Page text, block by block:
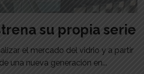
su propia serie
el mercado del vidrio y a partir
una nueva generación en...